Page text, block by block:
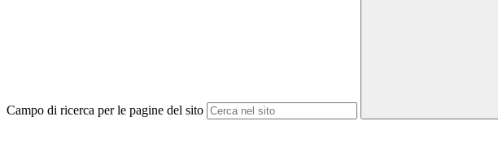
Campo di ricerca per le pagine del sito